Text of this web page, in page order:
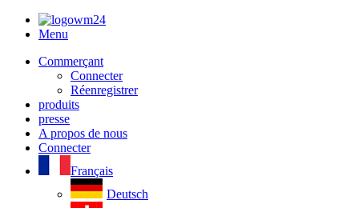
Menu
Commerçant
Connecter
Réenregistrer
produits
presse
A propos de nous
Connecter
Français
Deutsch